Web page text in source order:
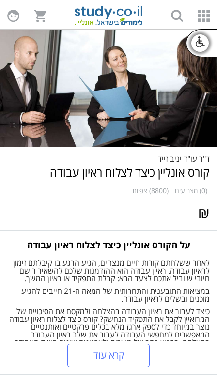
ד"ר עו"ד יניב זייד
קורס אונליין כיצד לצלוח ראיון עבודה
(0) מצביעים (8800) צפיות
₪
על הקורס אונליין כיצד לצלוח ראיון עבודה
לאחר ששלחתם קורות חיים מנצחים, הגיע הרגע בו קיבלתם זימון
לראיון עבודה. ראיון עבודה הוא ההזדמנות שלכם להשאיר רושם
חיובי שיוביל אתכם לצעד הבא: קבלת התפקיד או ראיון המשך.
במציאות התובענית והתחרותית של המאה ה-21 חייבים להגיע
מוכנים ובשלים לראיון עבודה.
כיצד לעבור את ראיון העבודה בהצלחה ולמקסם את הסיכויים של
המרואיין לקבל את התפקיד הנחשק? קורס כיצד לצלוח ראיון עבודה
נוצר במיוחד כדי לספק ארגז מלא בכלים פרקטיים ואותנטיים
המאפשרים למחפשי העבודה לעבור את שלב ראיון העבודה
בהצלחה, במגוון רחב של משרות ולארגונים שונים בשוק העבודה.
מה תלמדו בקורס?
קרא עוד